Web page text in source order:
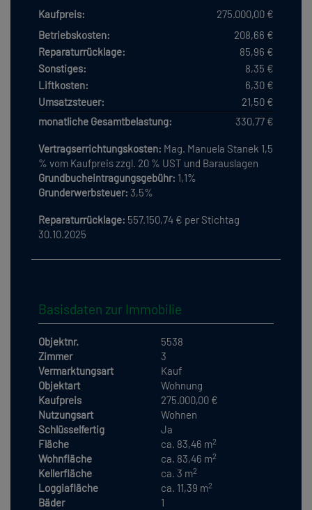
Kaufpreis:
275.000,00 €
Betriebskosten:
208,66 €
Reparaturrücklage:
85,96 €
Sonstiges:
8,35 €
Liftkosten:
6,30 €
Umsatzsteuer:
21,50 €
monatliche Gesamtbelastung:
330,77 €
Vertragserrichtungskosten: Mag. Manuela Stanek 1,5
% vom Kaufpreis zzgl. 20 % UST und Barauslagen
Grundbucheintragungsgebühr: 1,1%
Grunderwerbsteuer: 3,5%
Reparaturrücklage: 557.150,74 € per Stichtag
30.10.2025
Basisdaten zur Immobilie
Objektnr.
5538
Zimmer
3
Vermarktungsart
Kauf
Objektart
Wohnung
Kaufpreis
275.000,00 €
Nutzungsart
Wohnen
Schlüsselfertig
Ja
Fläche
ca. 83,46 m2
Wohnfläche ca. 83,46 m2
Kellerfläche ca. 3 m2
Loggiafläche ca. 11,39 m2
Bäder
1